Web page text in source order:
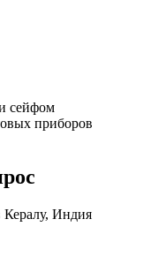
сейфом
приборов
Индия